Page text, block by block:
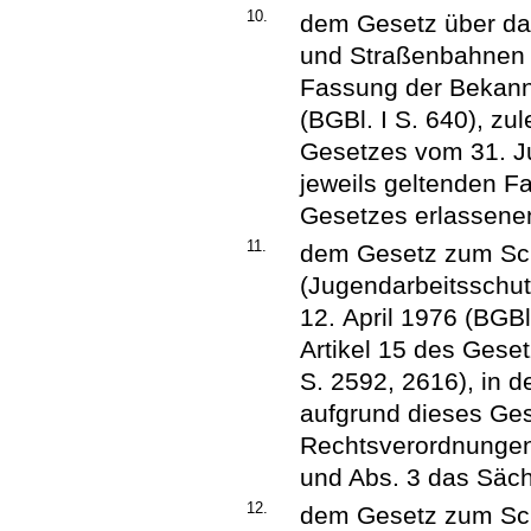
10.
dem Gesetz über
und
Fassung der
(BGBl. I S. 640),
Gesetzes vom 31.
jeweils geltenden
Gesetzes
11.
dem Gesetz zum
12. April 1976
Artikel 15 des
S. 2592, 2616), in
aufgrund dieses
und Abs. 3 das
12.
dem Gesetz zum